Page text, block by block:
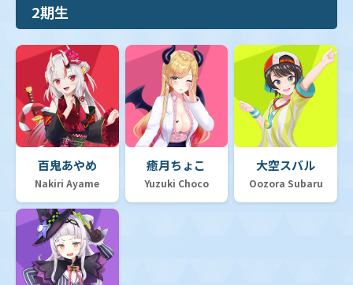
【hSD09】スタートデッキ 赤 宝鐘マリン
【hSD08】スタートデッキ 白 天音かなた
【hSD07】スタートデッキ 黄 不知火フレア
【hSD06】スタートデッキ 緑 風真いろは
【hSD05】スタートデッキ 白 轟はじめ
2期生
百鬼あやめ
Nakiri Ayame
癒月ちょこ
Yuzuki Choco
大空スバル
Oozora Subaru